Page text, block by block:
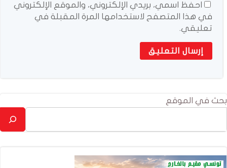
احفظ اسمي، بريدي الإلكتروني، والموقع الإلكتروني
في هذا المتصفح لاستخدامها المرة المقبلة في
تعليقي.
بحث في الموقع